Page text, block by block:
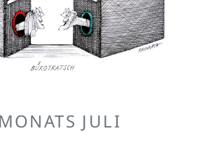
JULI